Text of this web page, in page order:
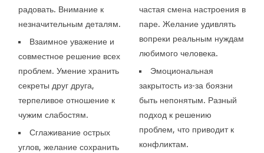
радовать. Внимание к
незначительным деталям.
Взаимное уважение и
совместное решение всех
проблем. Умение хранить
секреты друг друга,
терпеливое отношение к
чужим слабостям.
Сглаживание острых
углов, желание сохранить
частая смена настроения в
паре. Желание удивлять
вопреки реальным нуждам
любимого человека.
Эмоциональная
закрытость из-за боязни
быть непонятым. Разный
подход к решению
проблем, что приводит к
конфликтам.